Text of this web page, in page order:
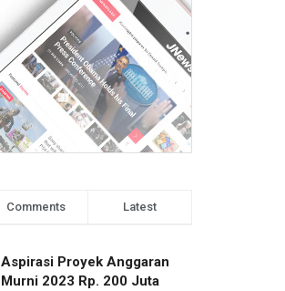
Comments Latest
Aspirasi Proyek Anggaran
Murni 2023 Rp. 200 Juta